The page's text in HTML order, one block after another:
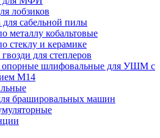
лобзиков
сабельной пилы
металлу кобальтовые
стеклу и керамике
для степлеров
опорные шлифовальные для УШМ с
М14
брашировальных машин